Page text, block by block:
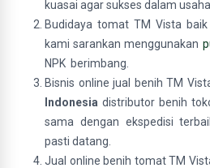
kuasai agar sukses dalam
Budidaya tomat TM Vista
kami sarankan menggunakan
NPK berimbang.
Bisnis online jual benih TM
Indonesia distributor benih
sama dengan ekspedisi
pasti datang.
Jual online benih tomat TM